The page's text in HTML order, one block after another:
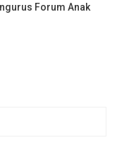
Forum Anak